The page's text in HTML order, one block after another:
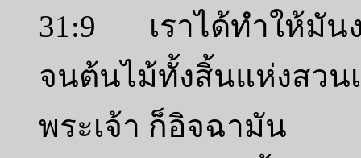
31:9 เราได้ทำให้มัน
จนต้นไม้ทั้งสิ้นแห่งส
พระเจ้า ก็อิจฉามัน